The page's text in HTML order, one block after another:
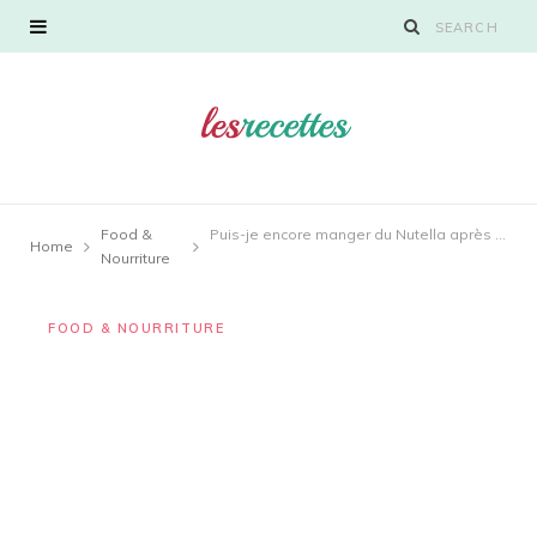
Home
Food &
Nourriture
Puis-je encore manger du Nutella après la date de péremption ?
FOOD & NOURRITURE